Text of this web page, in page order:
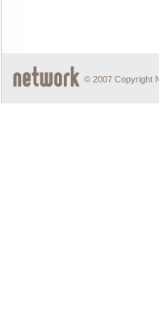
© 2007 Copyright